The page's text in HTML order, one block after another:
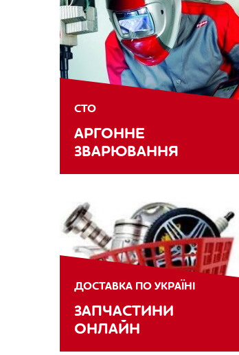
СТО
АРГОННЕ
ЗВАРЮВАННЯ
ДОСТАВКА ПО УКРАЇНІ
ЗАПЧАСТИНИ
ОНЛАЙН